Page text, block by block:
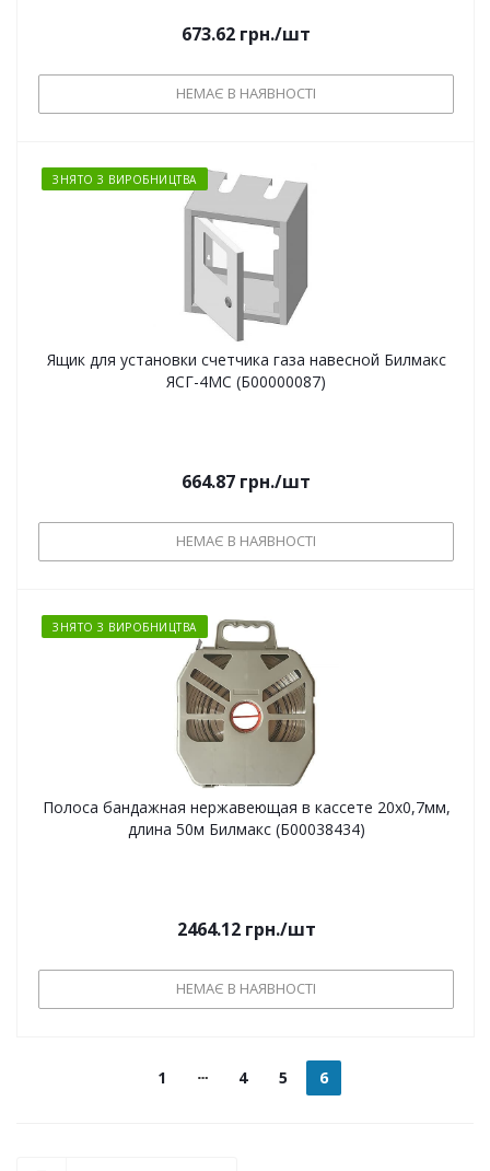
673.62 грн./шт
НЕМАЄ В НАЯВНОСТІ
ЗНЯТО З ВИРОБНИЦТВА
Ящик для установки счетчика газа навесной Билмакс
ЯСГ-4МС (Б00000087)
664.87 грн./шт
НЕМАЄ В НАЯВНОСТІ
ЗНЯТО З ВИРОБНИЦТВА
Полоса бандажная нержавеющая в кассете 20х0,7мм,
длина 50м Билмакс (Б00038434)
2464.12грн./шт
НЕМАЄ В НАЯВНОСТІ
1 4 5 6